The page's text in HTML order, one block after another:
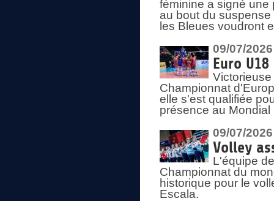
féminine a signé une
au bout du
les Bleues voudront
09/07/2026
Euro
Championnat
elle s'est qualifiée
présence au
09/07/2026
Volley
L'équipe
Championnat du
historique pour le
Escala.